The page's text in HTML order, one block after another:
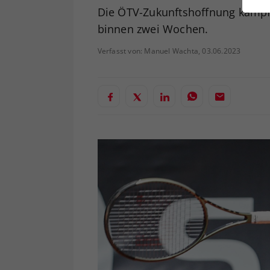
Die ÖTV-Zukunftshoffnung
binnen zwei Wochen.
Verfasst von: Manuel Wachta, 03.06.2023